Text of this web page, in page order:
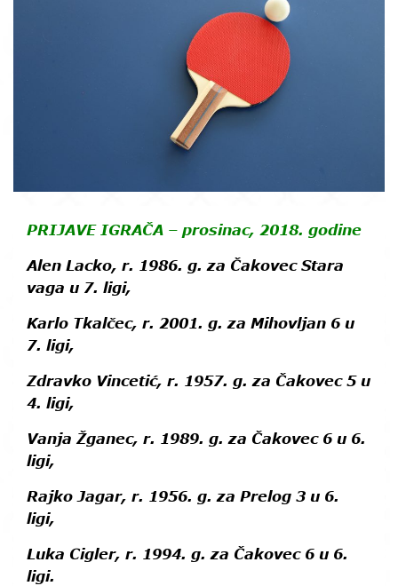
PRIJAVE IGRAČA – prosinac, 2018. godine
Alen Lacko, r. 1986. g. za Čakovec Stara
vaga u 7. ligi,
Karlo Tkalčec, r. 2001. g. za Mihovljan 6 u
7. ligi,
Zdravko Vincetić, r. 1957. g. za Čakovec 5u
4. ligi,
Vanja Žganec, r. 1989. g. za Čakovec 6 u 6.
ligi,
Rajko Jagar, r. 1956. g. za Prelog 3 u 6.
ligi,
Luka Cigler, r. 1994. g. za Čakovec 6 u 6.
ligi.